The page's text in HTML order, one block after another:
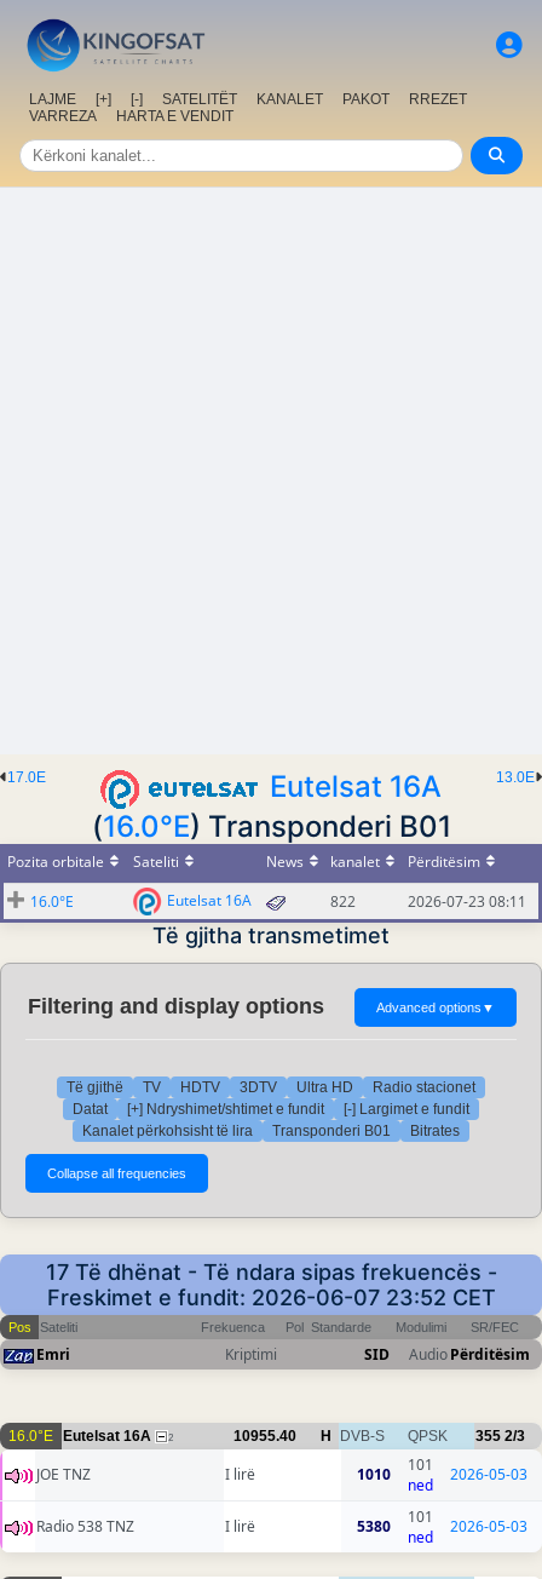
LAJME [+] [-] SATELITËT KANALET PAKOT
RREZET
VARREZA
HARTA E VENDIT
13.0E
17.0E
Eutelsat 16A
(16.0°E) Transponderi B01
Pozita orbitale Sateliti News kanalet
Përditësim
16.0°E
Eutelsat 16A 822 2026-07-23 08:11
Të gjitha transmetimet
Filtering and display options Advanced options ▼
Të gjithë TV HDTV 3DTV Ultra HD
Radio stacionet
Datat
[+] Ndryshimet/shtimet e fundit
[-] Largimet e fundit
Kanalet përkohsisht të lira
Transponderi B01 Bitrates
17 Të dhënat - Të ndara sipas frekuencës -
Freskimet e fundit: 2026-06-07 23:52 CET
Pos Sateliti Frekuenca Pol Standarde Modulimi SR/FEC
Emri Kriptimi SID AudioPërditësim
16.0°E Eutelsat 16A 2 10955.40 H DVB-S QPSK 355 2/3
JOE TNZ I lirë 1010
101
ned
2026-05-03
Radio 538 TNZ I lirë 5380
101
ned
2026-05-03